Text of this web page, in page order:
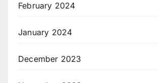
February 2024
January 2024
December 2023